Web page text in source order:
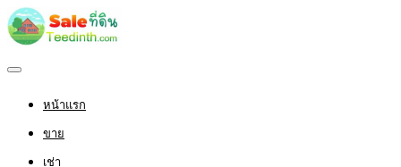
หน้าแรก
ขาย
เช่า